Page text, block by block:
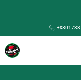
+8801733